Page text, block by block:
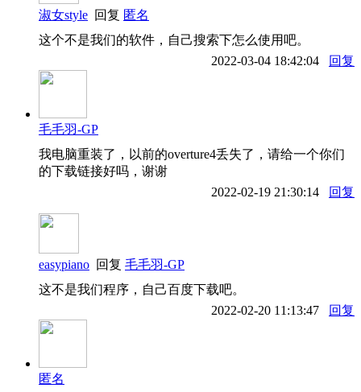
淑女style 回复 匿名
这个不是我们的软件，自己搜索下怎么使用吧。
2022-03-04 18:42:04
回复
毛毛羽-GP
我电脑重装了，以前的overture4丢失了，请给一个你们
的下载链接好吗，谢谢
2022-02-19 21:30:14
回复
easypiano 回复 毛毛羽-GP
这不是我们程序，自己百度下载吧。
2022-02-20 11:13:47
回复
匿名